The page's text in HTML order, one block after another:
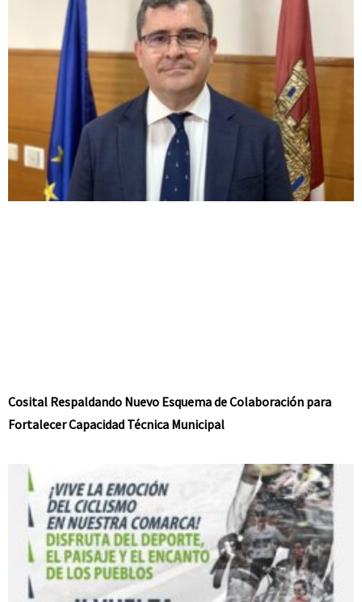
Cosital Respaldando Nuevo Esquema de Colaboración para
Fortalecer Capacidad Técnica Municipal